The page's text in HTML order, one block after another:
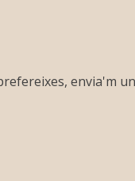
envia'm